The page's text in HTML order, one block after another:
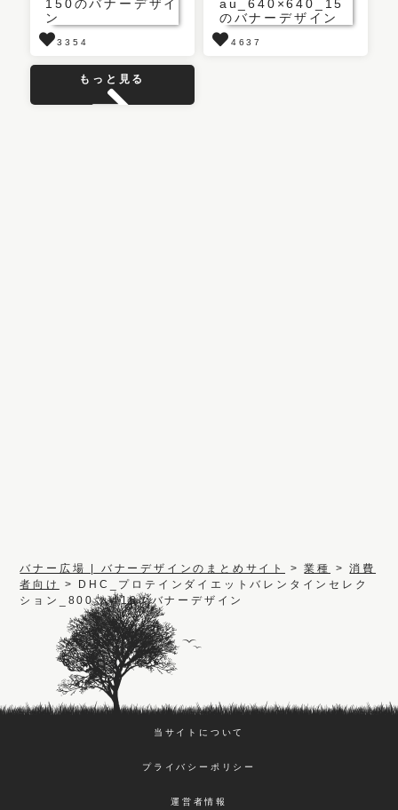
3354 4637
もっと見る
バナー広場 | バナーデザインのまとめサイト >業種 >消費
者向け
>
DHC_プロテインダイエットバレンタインセレク
ション_800 x 418のバナーデザイン
当サイトについて
プライバシーポリシー
運営者情報